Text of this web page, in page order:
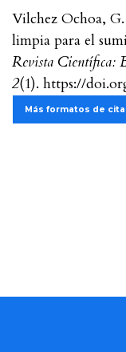
Vilchez Ochoa,
limpia para el
Revista
2(1). https://
Más formatos de cita